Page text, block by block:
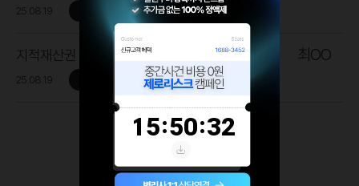
25.08.19
지적재산권 상표 등록 견적 문의 최OO
25.08.19
더보기